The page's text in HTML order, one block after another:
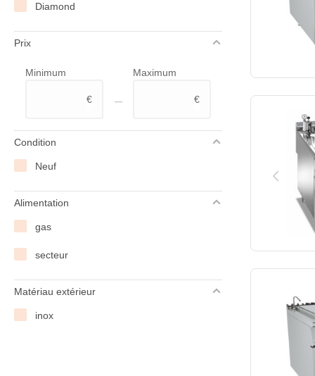
Diamond
Prix
Minimum
€ –
Maximum
€
Condition
Neuf
Alimentation
gas
secteur
Matériau extérieur
inox